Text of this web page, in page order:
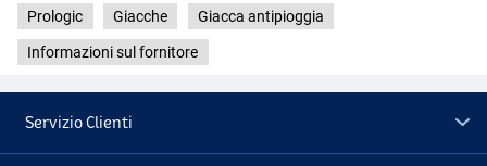
Prologic Giacche Giacca antipioggia
Informazioni sul fornitore
Servizio Clienti